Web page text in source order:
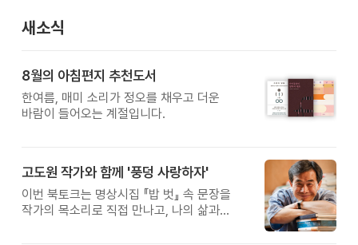
새소식
8월의 아침편지 추천도서
한여름, 매미 소리가 정오를 채우고 더운
바람이 들어오는 계절입니다.
고도원 작가와 함께 '풍덩 사랑하자'
이번 북토크는 명상시집 『밥 벗』 속 문장을
작가의 목소리로 직접 만나고, 나의 삶과